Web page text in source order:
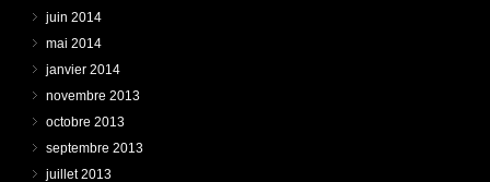
juin 2014
mai 2014
janvier 2014
novembre 2013
octobre 2013
septembre 2013
juillet 2013